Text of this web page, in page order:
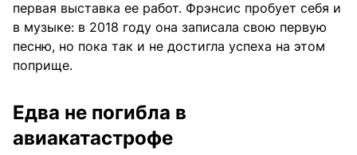
первая выставка ее работ. Фрэнсис пробует себя и
в музыке: в 2018 году она записала свою первую
песню, но пока так и не достигла успеха на этом
поприще.
Едва не погибла в
авиакатастрофе